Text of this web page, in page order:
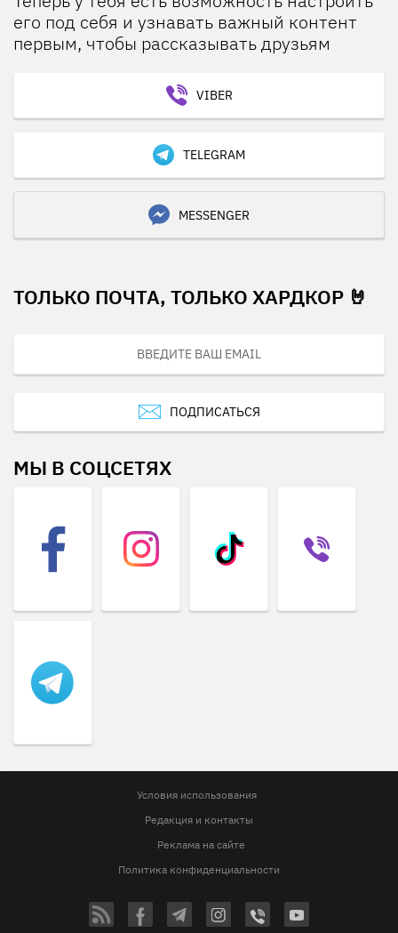
его под себя и узнавать важный контент
первым, чтобы рассказывать друзьям
VIBER
TELEGRAM
MESSENGER
ТОЛЬКО ПОЧТА, ТОЛЬКО ХАРДКОР 🤘
ПОДПИСАТЬСЯ
МЫ В СОЦСЕТЯХ
Условия использования
Редакция и контакты
Реклама на сайте
Политика конфиденциальности